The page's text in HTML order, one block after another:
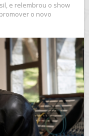
e relembrou o show
o novo